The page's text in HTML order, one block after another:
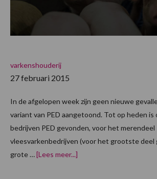
varkenshouderij
27 februari 2015
In de afgelopen week zijn geen nieuwe
variant van PED aangetoond. Tot op heden
bedrijven PED gevonden, voor het merendeel
vleesvarkenbedrijven (voor het grootste deel
grote …[Lees meer...]